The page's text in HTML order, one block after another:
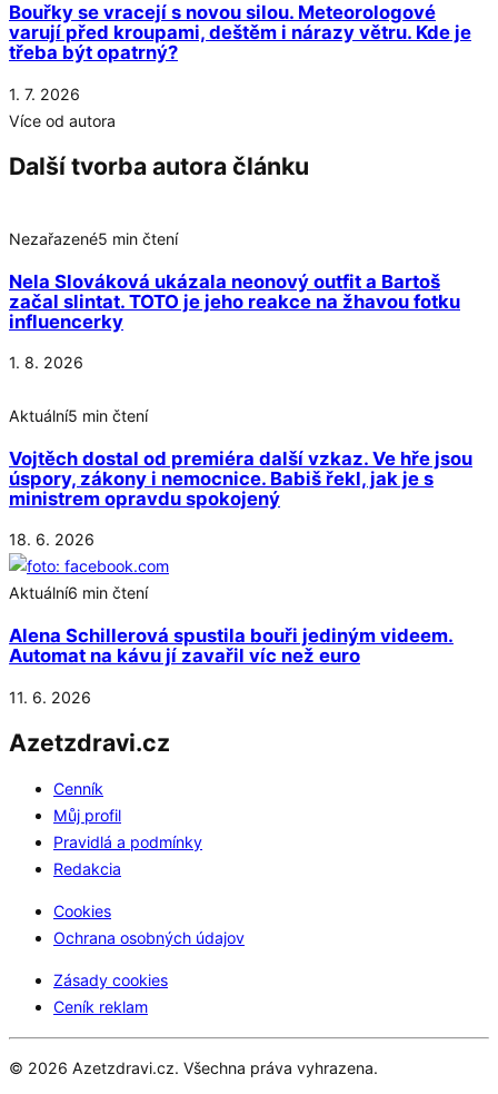
Bouřky se vracejí s novou silou. Meteorologové
varují před kroupami, deštěm i nárazy větru. Kde je
třeba být opatrný?
1. 7. 2026
Více od autora
Další tvorba autora článku
Nezařazené5 min čtení
Nela Slováková ukázala neonový outfit a Bartoš
začal slintat. TOTO je jeho reakce na žhavou fotku
influencerky
1. 8. 2026
Aktuální5 min čtení
Vojtěch dostal od premiéra další vzkaz. Ve hře jsou
úspory, zákony i nemocnice. Babiš řekl, jak je s
ministrem opravdu spokojený
18. 6. 2026
Aktuální6 min čtení
Alena Schillerová spustila bouři jediným videem.
Automat na kávu jí zavařil víc než euro
11. 6. 2026
Azetzdravi.cz
Cenník
Můj profil
Pravidlá a podmínky
Redakcia
Cookies
Ochrana osobných údajov
Zásady cookies
Ceník reklam
© 2026 Azetzdravi.cz. Všechna práva vyhrazena.